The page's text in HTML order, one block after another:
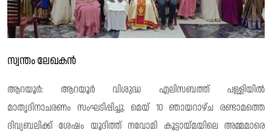
സ്വന്തം ലേഖകൻ
ആറയൂർ: ആറയൂർ വിശുദ്ധ എലിസബത്ത് പള്ളിയിൽ
മാതൃദിനാചരണം സംഘടിപ്പിച്ചു. മെയ് 10 ഞായറാഴ്ച രണ്ടാമത്തെ
ദിവ്യബലിക്ക് ശേഷം യൂദിത്ത് നവോമി കൂട്ടായ്മയിലെ അമ്മമാരെ